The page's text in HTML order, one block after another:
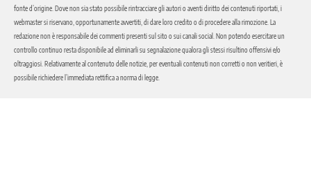
fonte d’origine. Dove non sia stato possibile rintracciare gli autori o aventi diritto dei contenuti riportati, i
webmaster si riservano, opportunamente avvertiti, di dare loro credito o di procedere alla rimozione. La
redazione non è responsabile dei commenti presenti sul sito o sui canali social. Non potendo esercitare un
controllo continuo resta disponibile ad eliminarli su segnalazione qualora gli stessi risultino offensivi e/o
oltraggiosi. Relativamente al contenuto delle notizie, per eventuali contenuti non corretti o non veritieri, è
possibile richiedere l’immediata rettifica a norma di legge.